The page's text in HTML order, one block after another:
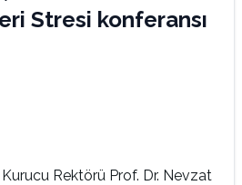
Stresi konferansı
Rektörü Prof. Dr. Nevzat